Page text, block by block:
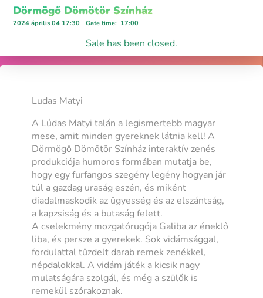
Dörmögő Dömötör Színház
2024 április 04 17:30 Gate time: 17:00
Sale has been closed.
Ludas Matyi
A Lúdas Matyi talán a legismertebb magyar
mese, amit minden gyereknek látnia kell! A
Dörmögő Dömötör Színház interaktív zenés
produkciója humoros formában mutatja be,
hogy egy furfangos szegény legény hogyan jár
túl a gazdag uraság eszén, és miként
diadalmaskodik az ügyesség és az elszántság,
a kapzsiság és a butaság felett.
A cselekmény mozgatórugója Galiba az éneklő
liba, és persze a gyerekek. Sok vidámsággal,
fordulattal tűzdelt darab remek zenékkel,
népdalokkal. A vidám játék a kicsik nagy
mulatságára szolgál, és még a szülők is
remekül szórakoznak.